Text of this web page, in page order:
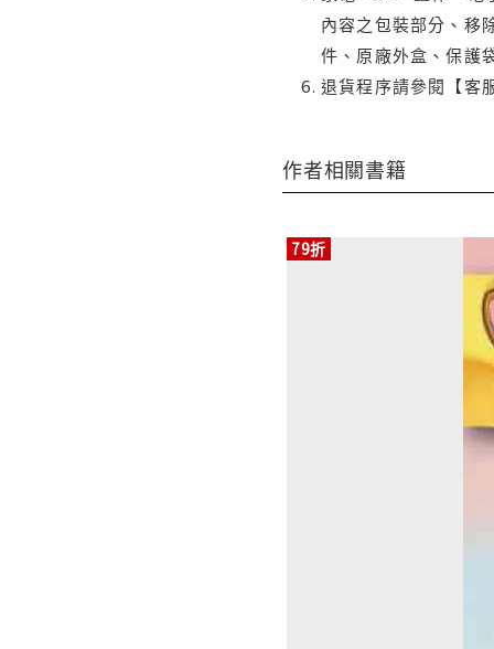
內容之包裝部分、移
件、原廠外盒、保護
退貨程序請參閱【
作者相關書籍
79折